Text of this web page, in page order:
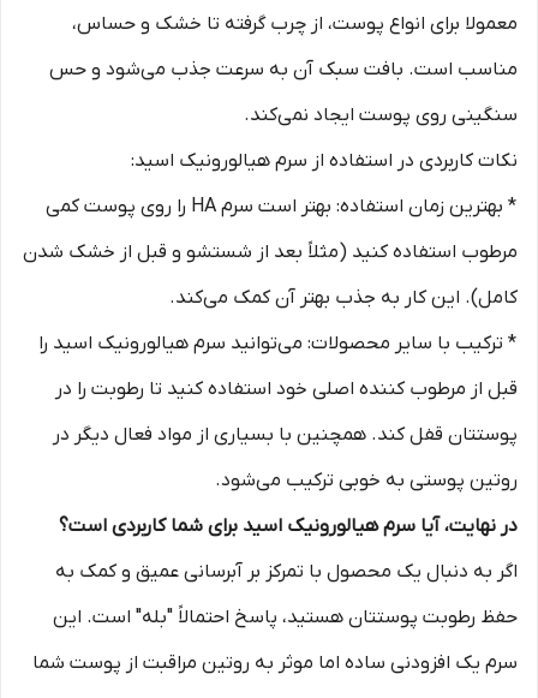
معمولا برای انواع پوست، از چرب گرفته تا خشک و حساس،
مناسب است. بافت سبک آن به سرعت جذب می‌شود و حس
سنگینی روی پوست ایجاد نمی‌کند.
نکات کاربردی در استفاده از سرم هیالورونیک اسید:
* بهترین زمان استفاده: بهتر است سرم HA را روی پوست کمی
مرطوب استفاده کنید (مثلاً بعد از شستشو و قبل از خشک شدن
کامل). این کار به جذب بهتر آن کمک می‌کند.
* ترکیب با سایر محصولات: می‌توانید سرم هیالورونیک اسید را
قبل از مرطوب کننده اصلی خود استفاده کنید تا رطوبت را در
پوستتان قفل کند. همچنین با بسیاری از مواد فعال دیگر در
روتین پوستی به خوبی ترکیب می‌شود.
در نهایت، آیا سرم هیالورونیک اسید برای شما کاربردی است؟
اگر به دنبال یک محصول با تمرکز بر آبرسانی عمیق و کمک به
حفظ رطوبت پوستتان هستید، پاسخ احتمالاً "بله" است. این
سرم یک افزودنی ساده اما موثر به روتین مراقبت از پوست شما